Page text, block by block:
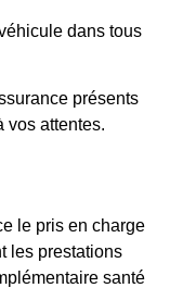
dans tous
présents
vos attentes.
le pris en charge
les prestations
santé